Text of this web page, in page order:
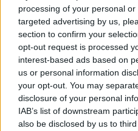
processing of your personal
targeted advertising by us,
section to confirm your
opt-out request is processed
interest-based ads based on
us or personal information
your opt-out. You may
disclosure of your personal
IAB’s list of downstream
also be disclosed by us to
demonstranty
27.9.2000 16:50 | PRAHA (ČIA)
Stovky telefonátů a e-mailů od
vyjadřujících svou podporu,
policie, kteří v průběhu úterního
pražských ulicích, přijalo od
centrum ministerstva vnitra a
solidaritu s policisty, zraněnými
přimlouvali se i za tvrdší postup
tisková mluvčíministerstva vnitra